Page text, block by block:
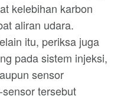
kelebihan karbon
aliran udara.
itu, periksa juga
pada sistem injeksi,
sensor
tersebut